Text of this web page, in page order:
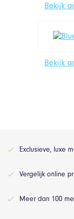
Bekijk
Bekijk
Exclusieve, luxe
Vergelijk online
Meer dan 100